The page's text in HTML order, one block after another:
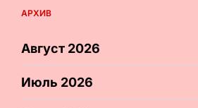
АРХИВ
Август 2026
Июль 2026